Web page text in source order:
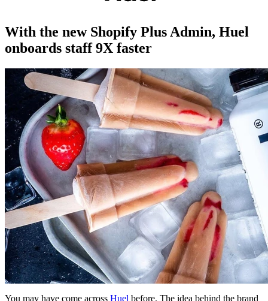
With the new Shopify Plus Admin, Huel
onboards staff 9X faster
You may have come across Huel before. The idea behind the brand